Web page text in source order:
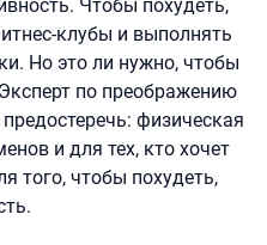
Чтобы похудеть,
клубы и выполнять
Но это ли нужно, чтобы
по преображению
физическая
и для тех, кто хочет
того, чтобы похудеть,